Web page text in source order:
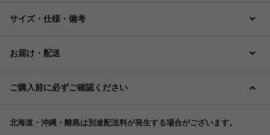
サイズ・仕様・備考
お届け・配送
ご購入前に必ずご確認ください
北海道・沖縄・離島は別途配送料が発生する場合がございます。